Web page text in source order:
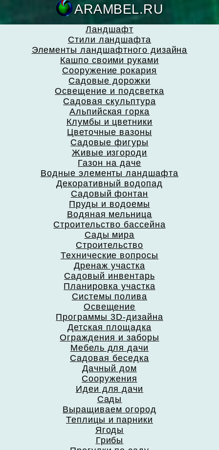
Ландшафт
Стили ландшафта
Элементы ландшафтного дизайна
Кашпо своими руками
Сооружение рокария
Садовые дорожки
Освещение и подсветка
Садовая скульптура
Альпийская горка
Клумбы и цветники
Цветочные вазоны
Садовые фигуры
Живые изгороди
Газон на даче
Водные элементы ландшафта
Декоративный водопад
Садовый фонтан
Пруды и водоемы
Водяная мельница
Строительство бассейна
Сады мира
Строительство
Технические вопросы
Дренаж участка
Садовый инвентарь
Планировка участка
Системы полива
Освещение
Программы 3D-дизайна
Детская площадка
Ограждения и заборы
Мебель для дачи
Садовая беседка
Дачный дом
Сооружения
Идеи для дачи
Сады
Выращиваем огород
Теплицы и парники
Ягоды
Грибы